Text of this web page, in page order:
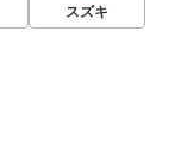
スズキ